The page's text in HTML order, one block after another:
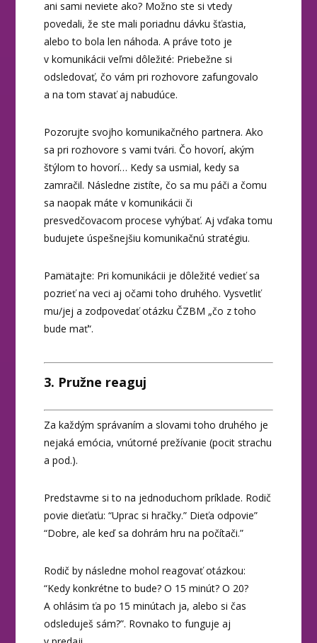
ani sami neviete ako? Možno ste si vtedy
povedali, že ste mali poriadnu dávku šťastia,
alebo to bola len náhoda. A práve toto je
v komunikácii veľmi dôležité: Priebežne si
odsledovať, čo vám pri rozhovore zafungovalo
a na tom stavať aj nabudúce.
Pozorujte svojho komunikačného partnera. Ako
sa pri rozhovore s vami tvári. Čo hovorí, akým
štýlom to hovorí… Kedy sa usmial, kedy sa
zamračil. Následne zistíte, čo sa mu páči a čomu
sa naopak máte v komunikácii či
presvedčovacom procese vyhýbať. Aj vďaka tomu
budujete úspešnejšiu komunikačnú stratégiu.
Pamätajte: Pri komunikácii je dôležité vedieť sa
pozrieť na veci aj očami toho druhého. Vysvetliť
mu/jej a zodpovedať otázku ČZBM „čo z toho
bude mať“.
3. Pružne reaguj
Za každým správaním a slovami toho druhého je
nejaká emócia, vnútorné prežívanie (pocit strachu
a pod.).
Predstavme si to na jednoduchom príklade. Rodič
povie dieťaťu: “Uprac si hračky.” Dieťa odpovie”
“Dobre, ale keď sa dohrám hru na počítači.”
Rodič by následne mohol reagovať otázkou:
“Kedy konkrétne to bude? O 15 minút? O 20?
A ohlásim ťa po 15 minútach ja, alebo si čas
odsleduješ sám?”. Rovnako to funguje aj